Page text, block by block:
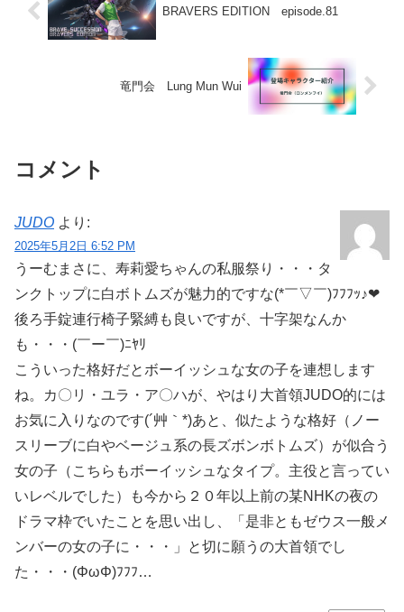
BRAVERS EDITION episode.81
竜門会 Lung Mun Wui
コメント
JUDO より:
2025年5月2日 6:52 PM
うーむまさに、寿莉愛ちゃんの私服祭り・・・タ
ンクトップに白ボトムズが魅力的ですな(*￣▽￣)ﾌﾌﾌｯ♪❤
後ろ手錠連行椅子緊縛も良いですが、十字架なんか
も・・・(￣ー￣)ﾆﾔﾘ
こういった格好だとボーイッシュな女の子を連想します
ね。カ〇リ・ユラ・ア〇ハが、やはり大首領JUDO的には
お気に入りなのです(´艸｀*)あと、似たような格好（ノー
スリーブに白やベージュ系の長ズボンボトムズ）が似合う
女の子（こちらもボーイッシュなタイプ。主役と言ってい
いレベルでした）も今から２０年以上前の某NHKの夜の
ドラマ枠でいたことを思い出し、「是非ともゼウス一般メ
ンバーの女の子に・・・」と切に願うの大首領でし
た・・・(ΦωΦ)ﾌﾌﾌ…